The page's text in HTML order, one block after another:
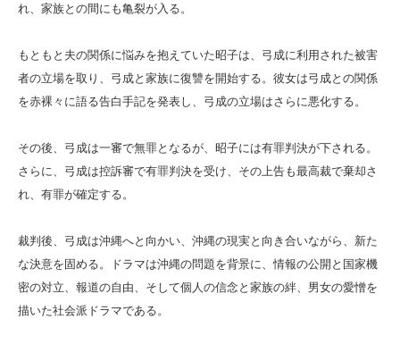
れ、家族との間にも亀裂が入る。
もともと夫の関係に悩みを抱えていた昭子は、弓成に利用された被害
者の立場を取り、弓成と家族に復讐を開始する。彼女は弓成との関係
を赤裸々に語る告白手記を発表し、弓成の立場はさらに悪化する。
その後、弓成は一審で無罪となるが、昭子には有罪判決が下される。
さらに、弓成は控訴審で有罪判決を受け、その上告も最高裁で棄却さ
れ、有罪が確定する。
裁判後、弓成は沖縄へと向かい、沖縄の現実と向き合いながら、新た
な決意を固める。ドラマは沖縄の問題を背景に、情報の公開と国家機
密の対立、報道の自由、そして個人の信念と家族の絆、男女の愛憎を
描いた社会派ドラマである。